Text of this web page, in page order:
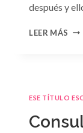
después y
LEER MÁS
ESE TÍTULO